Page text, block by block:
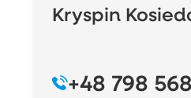
Kryspin
+48 798